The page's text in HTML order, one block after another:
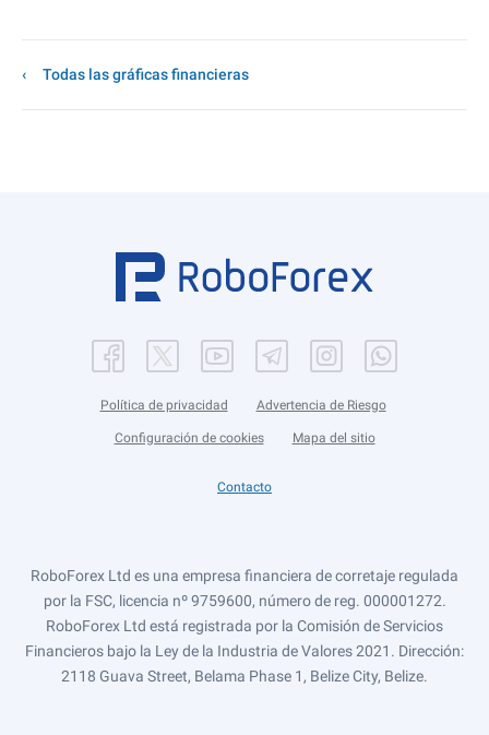
Todas las gráficas financieras
Política de privacidad Advertencia de Riesgo
Configuración de cookies Mapa del sitio
Contacto
RoboForex Ltd es una empresa financiera de corretaje regulada
por la FSC, licencia nº 9759600, número de reg. 000001272.
RoboForex Ltd está registrada por la Comisión de Servicios
Financieros bajo la Ley de la Industria de Valores 2021. Dirección:
2118 Guava Street, Belama Phase 1, Belize City, Belize.